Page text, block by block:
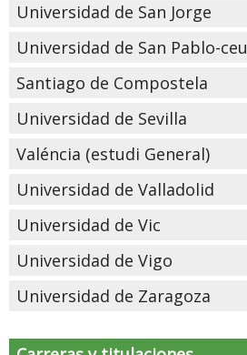
Universidad de San Jorge
Universidad de San Pablo-ceu
Santiago de Compostela
Universidad de Sevilla
Valéncia (estudi General)
Universidad de Valladolid
Universidad de Vic
Universidad de Vigo
Universidad de Zaragoza